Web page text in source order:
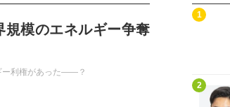
模のエネルギー争奪
ー利権があった――？
1
2